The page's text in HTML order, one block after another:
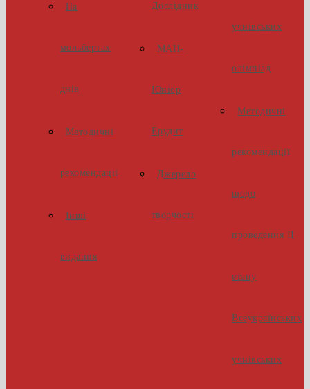
На
мольбертах
днів
Методичні
рекомендації
Інші
видання
Дослідник
МАН-
Юніор
Ерудит
Джерело
творчості
учнівських
олімпіад
Методичні
рекомендації
щодо
проведення ІІ
етапу
Всеукраїнських
учнівських